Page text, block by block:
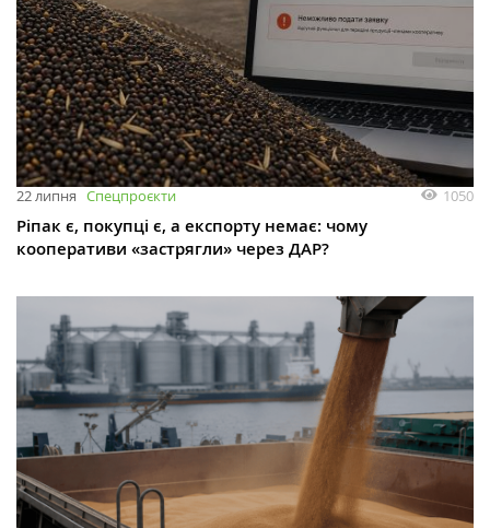
22 липня Спецпроєкти 1050
Ріпак є, покупці є, а експорту немає: чому
кооперативи «застрягли» через ДАР?